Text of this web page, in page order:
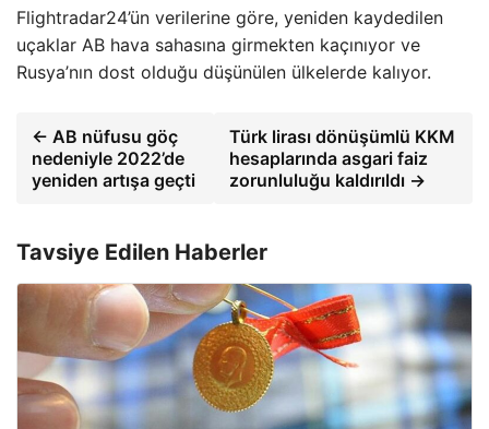
Flightradar24’ün verilerine göre, yeniden kaydedilen
uçaklar AB hava sahasına girmekten kaçınıyor ve
Rusya’nın dost olduğu düşünülen ülkelerde kalıyor.
← AB nüfusu göç
nedeniyle 2022’de
yeniden artışa geçti
Türk lirası dönüşümlü KKM
hesaplarında asgari faiz
zorunluluğu kaldırıldı →
Tavsiye Edilen Haberler